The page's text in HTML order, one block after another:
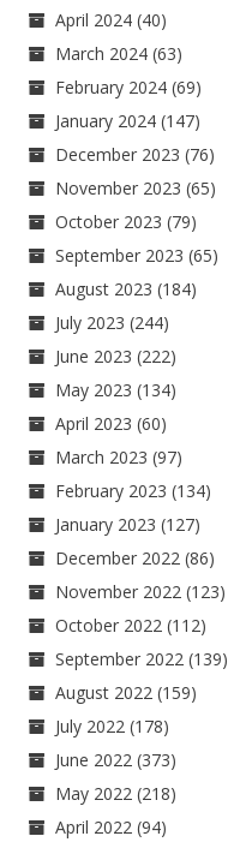
April 2024 (40)
March 2024 (63)
February 2024 (69)
January 2024 (147)
December 2023 (76)
November 2023 (65)
October 2023 (79)
September 2023 (65)
August 2023 (184)
July 2023 (244)
June 2023 (222)
May 2023 (134)
April 2023 (60)
March 2023 (97)
February 2023 (134)
January 2023 (127)
December 2022 (86)
November 2022 (123)
October 2022 (112)
September 2022 (139)
August 2022 (159)
July 2022 (178)
June 2022 (373)
May 2022 (218)
April 2022 (94)